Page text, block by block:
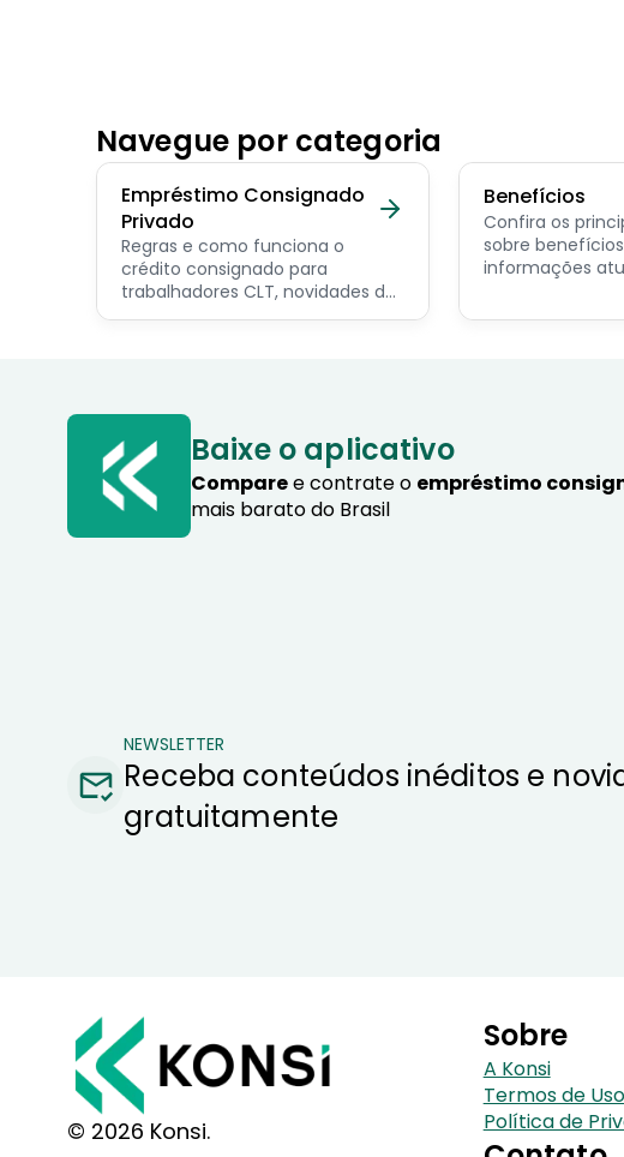
Navegue por categoria
Empréstimo Consignado
Privado
Regras e como funciona o
crédito consignado para
trabalhadores CLT, novidades do
programa Crédito do
Benefícios
Confira os
sobre benefícios. Aqui você
informações
servidor
Baixe o aplicativo
Comparee contrate o empréstimo
mais barato do Brasil
NEWSLETTER
Receba conteúdos inéditos e
gratuitamente
© 2026 Konsi.
Sobre
A Konsi
Termos de Uso
Política de